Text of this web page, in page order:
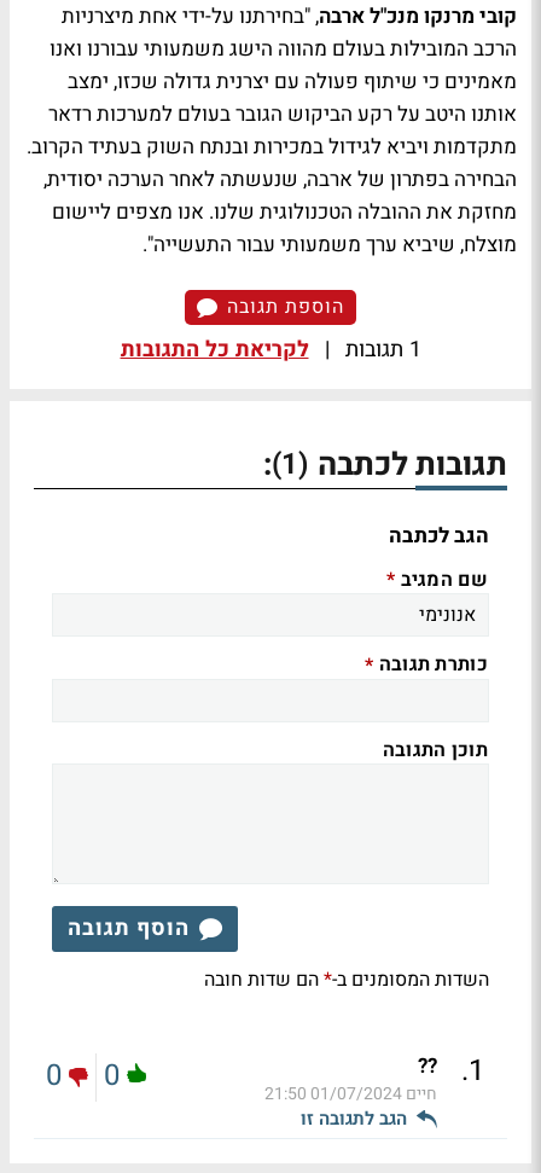
קובי מרנקו מנכ"ל ארבה, "בחירתנו על-ידי אחת מיצרניות
הרכב המובילות בעולם מהווה הישג משמעותי עבורנו ואנו
מאמינים כי שיתוף פעולה עם יצרנית גדולה שכזו, ימצב
אותנו היטב על רקע הביקוש הגובר בעולם למערכות רדאר
מתקדמות ויביא לגידול במכירות ובנתח השוק בעתיד הקרוב.
הבחירה בפתרון של ארבה, שנעשתה לאחר הערכה יסודית,
מחזקת את ההובלה הטכנולוגית שלנו. אנו מצפים ליישום
מוצלח, שיביא ערך משמעותי עבור התעשייה".
הוספת תגובה
1 תגובות | לקריאת כל התגובות
תגובות לכתבה (1)
:
הגב לכתבה
שם המגיב *
כותרת תגובה *
תוכן התגובה
הוסף תגובה
השדות המסומנים ב-*הם שדות חובה
1
.
??
חיים01/07/2024 21:50
הגב לתגובה זו
0
0